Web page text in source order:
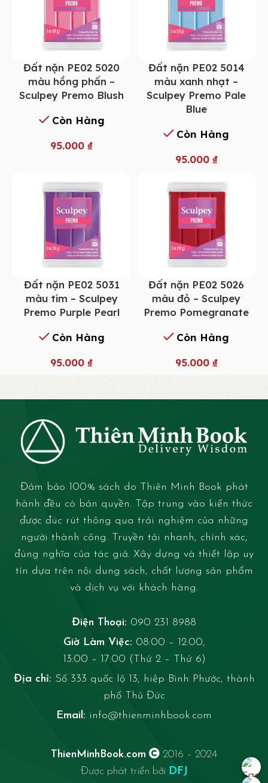
Đất nặn PE02 5020
màu hồng phấn –
Sculpey Premo Blush
Còn Hàng
95.000 ₫
Đất nặn PE02 5014
màu xanh nhạt –
Sculpey Premo Pale
Blue
Còn Hàng
95.000 ₫
Đất nặn PE02 5031
màu tím – Sculpey
Premo Purple Pearl
Còn Hàng
95.000 ₫
Đất nặn PE02 5026
màu đỏ – Sculpey
Premo Pomegranate
Còn Hàng
95.000 ₫
Đảm bảo 100% sách do Thiên Minh Book phát
hành đều có bản quyền. Tập trung vào kiến thức
được đúc rút thông qua trải nghiệm của những
người thành công. Truyền tải nhanh, chính xác,
đúng nghĩa của tác giả. Xây dựng và thiết lập uy
tín dựa trên nội dung sách, chất lượng sản phẩm
và dịch vụ với khách hàng.
Điện Thoại: 090 231 8988
Giờ Làm Việc: 08:00 – 12:00,
13:00 – 17:00 (Thứ 2 – Thứ 6)
Địa chỉ: Số 333 quốc lộ 13, hiệp Bình Phước, thành
phố Thủ Đức
Email: info@thienminhbook.com
ThienMinhBook.com
2016 – 2024
Được phát triển bởi DFJ